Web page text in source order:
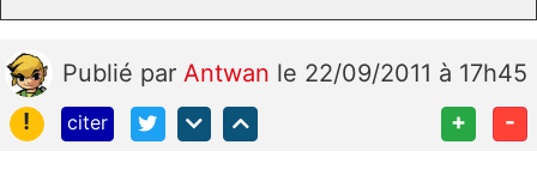
Publié par Antwan le 22/09/2011 à 17h45
!
citer + -